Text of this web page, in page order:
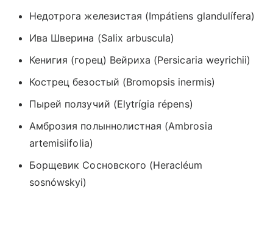
Недотрога железистая (Impátiens glandulífera)
Ива Шверина (Salix arbuscula)
Кенигия (горец) Вейриха (Persicaria weyrichii)
Кострец безостый (Bromopsis inermis)
Пырей ползучий (Elytrígia répens)
Амброзия полыннолистная (Ambrosia
artemisiifolia)
Борщевик Сосновского (Heracléum
sosnówskyi)